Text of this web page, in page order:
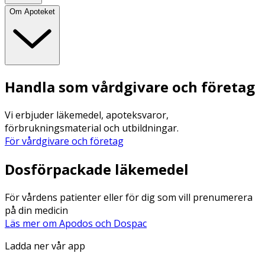
Om Apoteket
Handla som vårdgivare och företag
Vi erbjuder läkemedel, apoteksvaror,
förbrukningsmaterial och utbildningar.
För vårdgivare och företag
Dosförpackade läkemedel
För vårdens patienter eller för dig som vill prenumerera
på din medicin
Läs mer om Apodos och Dospac
Ladda ner vår app